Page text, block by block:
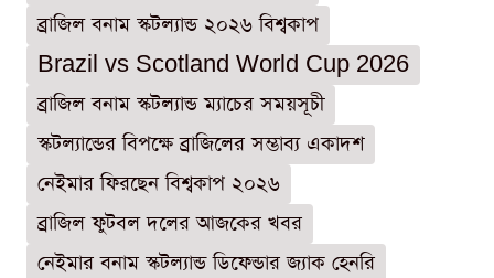
ব্রাজিল বনাম স্কটল্যান্ড ২০২৬ বিশ্বকাপ
Brazil vs Scotland World Cup 2026
ব্রাজিল বনাম স্কটল্যান্ড ম্যাচের সময়সূচী
স্কটল্যান্ডের বিপক্ষে ব্রাজিলের সম্ভাব্য একাদশ
নেইমার ফিরছেন বিশ্বকাপ ২০২৬
ব্রাজিল ফুটবল দলের আজকের খবর
নেইমার বনাম স্কটল্যান্ড ডিফেন্ডার জ্যাক হেনরি